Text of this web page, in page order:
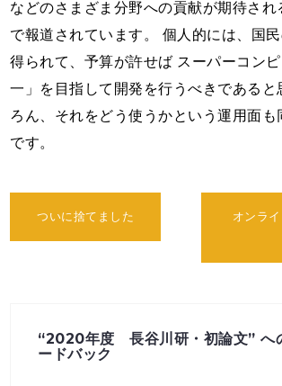
などのさまざま分野への貢献が期待され
で報道されています。 個人的には、国
得られて、予算が許せば スーパーコン
一」を目指して開発を行うべきであると
ろん、それをどう使うかという運用面も
です。
ついに捨てました
オンラ
“2020年度 長谷川研・初論文” へ
ードバック